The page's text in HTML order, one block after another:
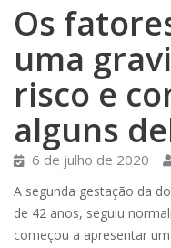
Os
uma
risco e
alguns
6 de julho de 2020
A segunda gestação da
de 42 anos, seguiu
começou a apresentar